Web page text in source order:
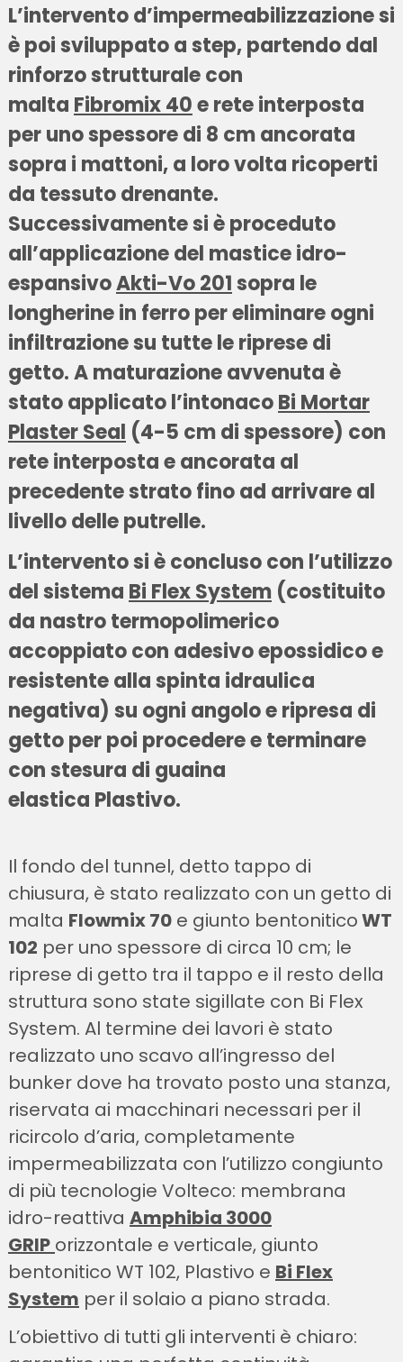
L’intervento d’impermeabilizzazione si
è poi sviluppato a step, partendo dal
rinforzo strutturale con
malta Fibromix 40e rete interposta
per uno spessore di 8 cm ancorata
sopra i mattoni, a loro volta ricoperti
da tessuto drenante.
Successivamente si è proceduto
all’applicazione del mastice idro-
espansivoAkti-Vo 201sopra le
longherine in ferro per eliminare ogni
infiltrazione su tutte le riprese di
getto. A maturazione avvenuta è
stato applicato l’intonacoBi Mortar
Plaster Seal (4-5 cm di spessore) con
rete interposta e ancorata al
precedente strato fino ad arrivare al
livello delle putrelle.
L’intervento si è concluso con l’utilizzo
del sistema Bi Flex System (costituito
da nastro termopolimerico
accoppiato con adesivo epossidico e
resistente alla spinta idraulica
negativa) su ogni angolo e ripresa di
getto per poi procedere e terminare
con stesura di guaina
elastica Plastivo.
Il fondo del tunnel, detto tappo di
chiusura, è stato realizzato con un getto di
malta Flowmix 70 e giunto bentoniticoWT
102 per uno spessore di circa 10 cm; le
riprese di getto tra il tappo e il resto della
struttura sono state sigillate con Bi Flex
System. Al termine dei lavori è stato
realizzato uno scavo all’ingresso del
bunker dove ha trovato posto una stanza,
riservata ai macchinari necessari per il
ricircolo d’aria, completamente
impermeabilizzata con l’utilizzo congiunto
di più tecnologie Volteco: membrana
idro-reattiva Amphibia 3000
GRIP orizzontale e verticale, giunto
bentonitico WT 102, Plastivo e Bi Flex
System per il solaio a piano strada.
L’obiettivo di tutti gli interventi è chiaro: